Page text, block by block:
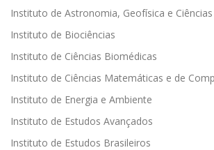
Instituto de Astronomia, Geofísica e
Instituto de Biociências
Instituto de Ciências Biomédicas
Instituto de Ciências Matemáticas e de
Instituto de Energia e Ambiente
Instituto de Estudos Avançados
Instituto de Estudos Brasileiros